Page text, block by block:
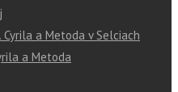
Cyrila a Metoda v Selciach
a Metoda